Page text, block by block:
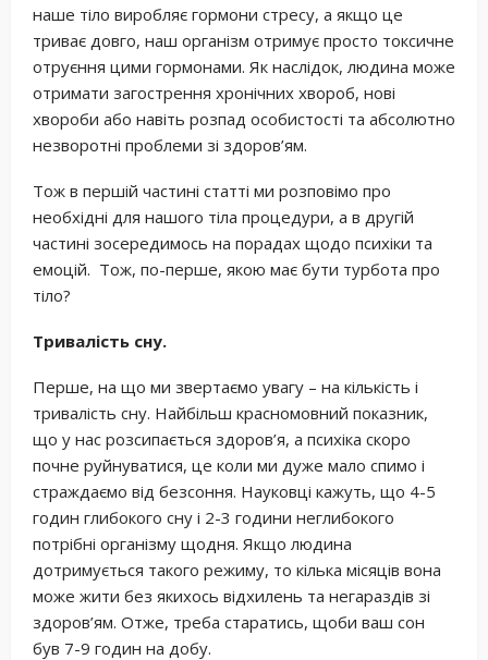
наше тіло виробляє гормони стресу, а якщо це
триває довго, наш організм отримує просто токсичне
отруєння цими гормонами. Як наслідок, людина може
отримати загострення хронічних хвороб, нові
хвороби або навіть розпад особистості та абсолютно
незворотні проблеми зі здоров’ям.
Тож в першій частині статті ми розповімо про
необхідні для нашого тіла процедури, а в другій
частині зосередимось на порадах щодо психіки та
емоцій. Тож, по-перше, якою має бути турбота про
тіло?
Тривалість сну.
Перше, на що ми звертаємо увагу – на кількість і
тривалість сну. Найбільш красномовний показник,
що у нас розсипається здоров’я, а психіка скоро
почне руйнуватися, це коли ми дуже мало спимо і
страждаємо від безсоння. Науковці кажуть, що 4-5
годин глибокого сну і 2-3 години неглибокого
потрібні організму щодня. Якщо людина
дотримується такого режиму, то кілька місяців вона
може жити без якихось відхилень та негараздів зі
здоров’ям. Отже, треба старатись, щоби ваш сон
був 7-9 годин на добу.